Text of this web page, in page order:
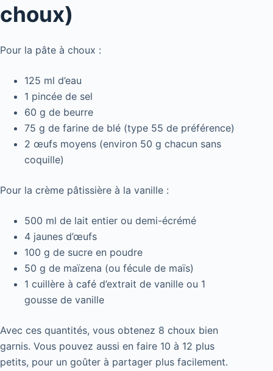
choux)
Pour la pâte à choux :
125 ml d’eau
1 pincée de sel
60 g de beurre
75 g de farine de blé (type 55 de préférence)
2 œufs moyens (environ 50 g chacun sans
coquille)
Pour la crème pâtissière à la vanille :
500 ml de lait entier ou demi-écrémé
4 jaunes d’œufs
100 g de sucre en poudre
50 g de maïzena (ou fécule de maïs)
1 cuillère à café d’extrait de vanille ou 1
gousse de vanille
Avec ces quantités, vous obtenez 8 choux bien
garnis. Vous pouvez aussi en faire 10 à 12 plus
petits, pour un goûter à partager plus facilement.